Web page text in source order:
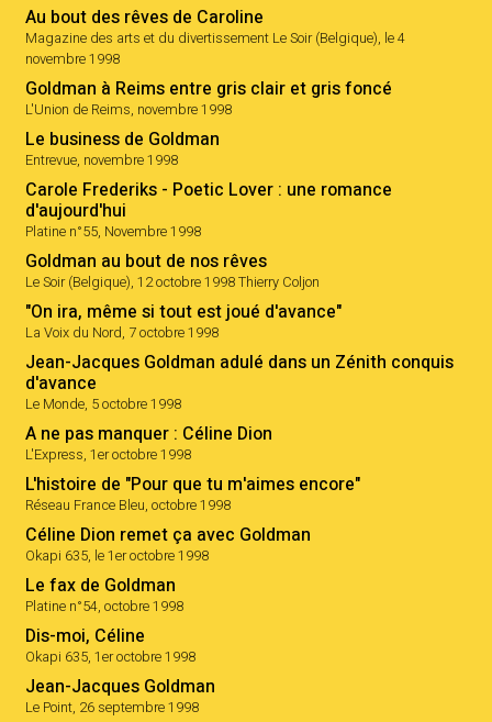
Au bout des rêves de Caroline
Magazine des arts et du divertissement Le Soir (Belgique), le 4
novembre 1998
Goldman à Reims entre gris clair et gris foncé
L'Union de Reims, novembre 1998
Le business de Goldman
Entrevue, novembre 1998
Carole Frederiks - Poetic Lover : une romance
d'aujourd'hui
Platine n°55, Novembre 1998
Goldman au bout de nos rêves
Le Soir (Belgique), 12 octobre 1998 Thierry Coljon
"On ira, même si tout est joué d'avance"
La Voix du Nord, 7 octobre 1998
Jean-Jacques Goldman adulé dans un Zénith conquis
d'avance
Le Monde, 5 octobre 1998
A ne pas manquer : Céline Dion
L'Express, 1er octobre 1998
L'histoire de "Pour que tu m'aimes encore"
Réseau France Bleu, octobre 1998
Céline Dion remet ça avec Goldman
Okapi 635, le 1er octobre 1998
Le fax de Goldman
Platine n°54, octobre 1998
Dis-moi, Céline
Okapi 635, 1er octobre 1998
Jean-Jacques Goldman
Le Point, 26 septembre 1998